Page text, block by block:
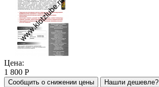
Цена:
1 800 Р
Сообщить о снижении цены Нашли дешевле?